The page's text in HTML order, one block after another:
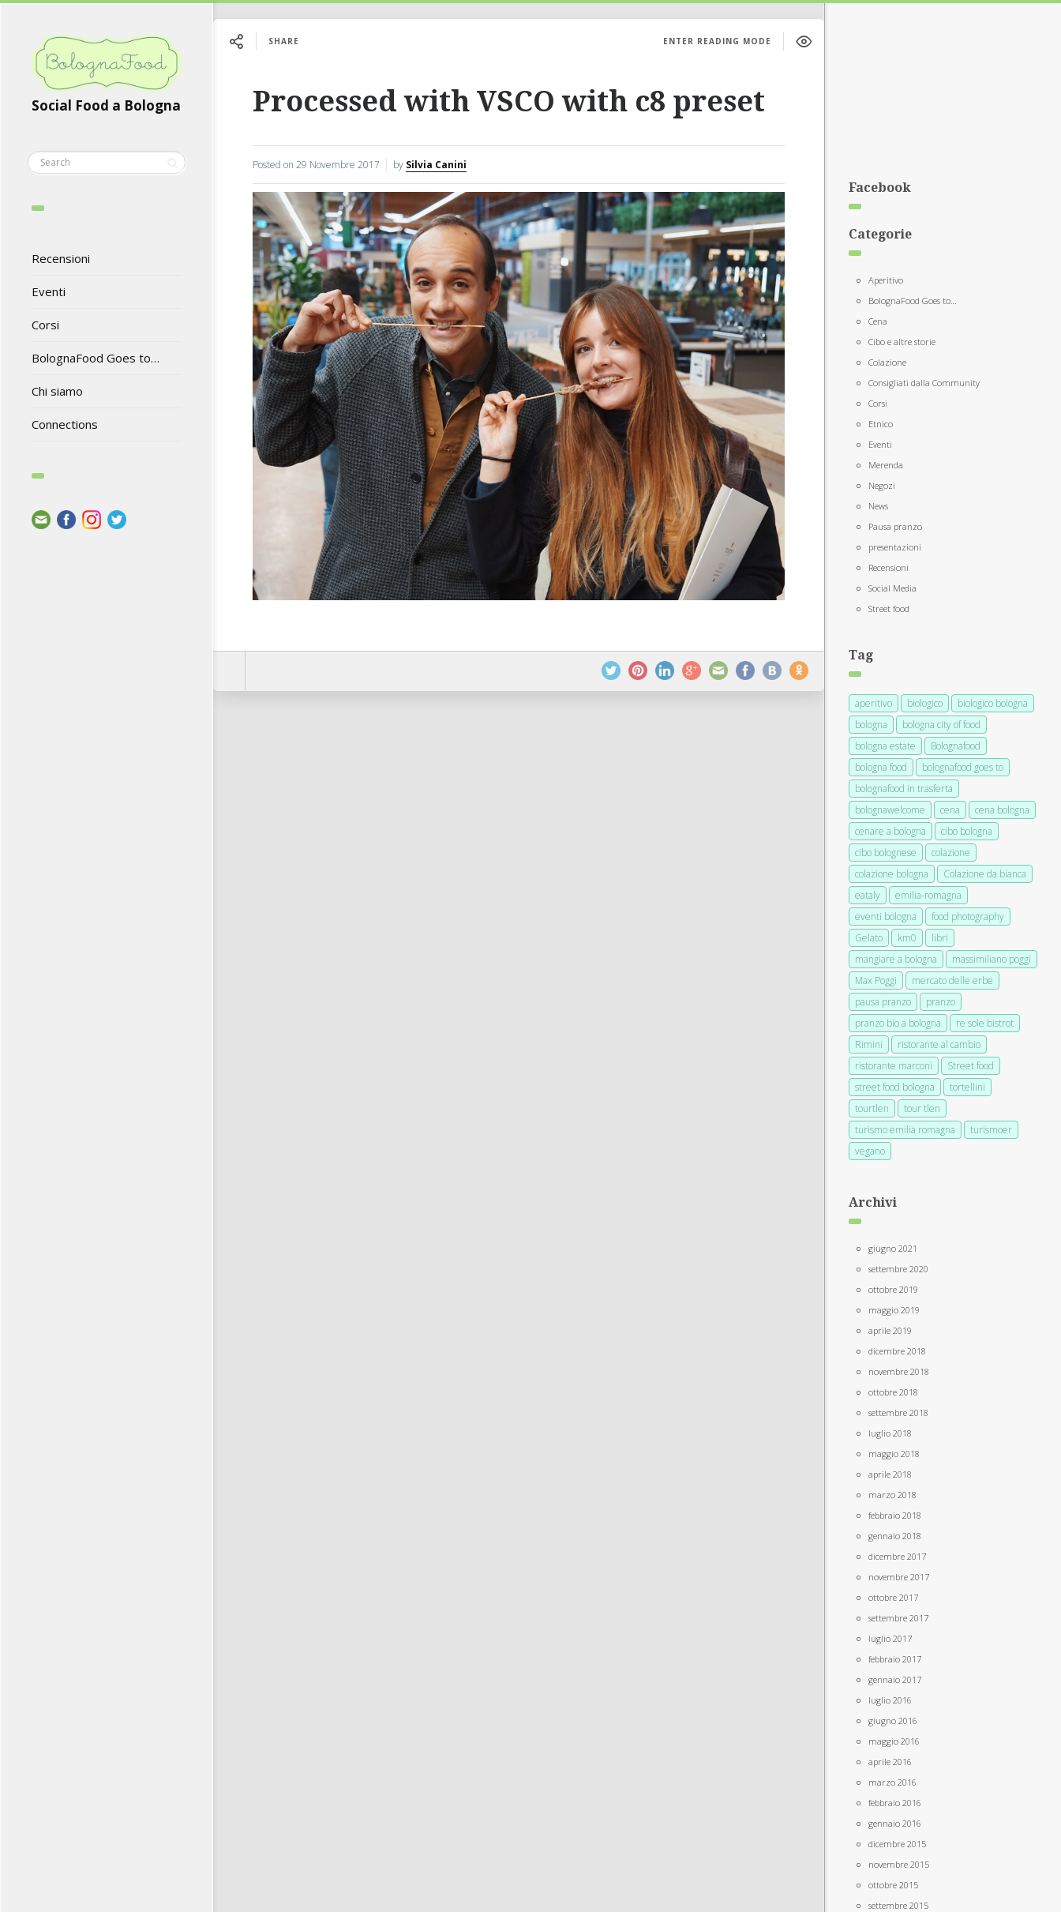
Social Food a Bologna
Recensioni
Eventi
Corsi
BolognaFood Goes to…
Chi siamo
Connections
SHARE ENTER READING MODE
Processed with VSCO with c8 preset
Posted on 29 Novembre 2017 by Silvia Canini
Facebook
Categorie
Aperitivo
BolognaFood Goes to…
Cena
Cibo e altre storie
Colazione
Consigliati dalla Community
Corsi
Etnico
Eventi
Merenda
Negozi
News
Pausa pranzo
presentazioni
Recensioni
Social Media
Street food
Tag
aperitivo biologico
biologico bologna
bologna
bologna city of food
bologna estate
Bolognafood
bologna food
bolognafood goes to
bolognafood in trasferta
bolognawelcome
cena
cena bologna
cenare a bologna
cibo bologna
cibo bolognese
colazione
colazione bologna
Colazione da bianca
eataly
emilia-romagna
eventi bologna
food photography
Gelato
km0
libri
mangiare a bologna
massimiliano poggi
Max Poggi
mercato delle erbe
pausa pranzo
pranzo
pranzo bio a bologna
re sole bistrot
Rimini
ristorante al cambio
ristorante marconi
Street food
street food bologna
tortellini
tourtlen
tour tlen
turismo emilia romagna
turismoer
vegano
Archivi
giugno 2021
settembre 2020
ottobre 2019
maggio 2019
aprile 2019
dicembre 2018
novembre 2018
ottobre 2018
settembre 2018
luglio 2018
maggio 2018
aprile 2018
marzo 2018
febbraio 2018
gennaio 2018
dicembre 2017
novembre 2017
ottobre 2017
settembre 2017
luglio 2017
febbraio 2017
gennaio 2017
luglio 2016
giugno 2016
maggio 2016
aprile 2016
marzo 2016
febbraio 2016
gennaio 2016
dicembre 2015
novembre 2015
ottobre 2015
settembre 2015